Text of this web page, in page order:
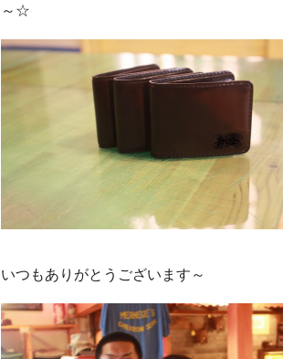
～☆
いつもありがとうございます～